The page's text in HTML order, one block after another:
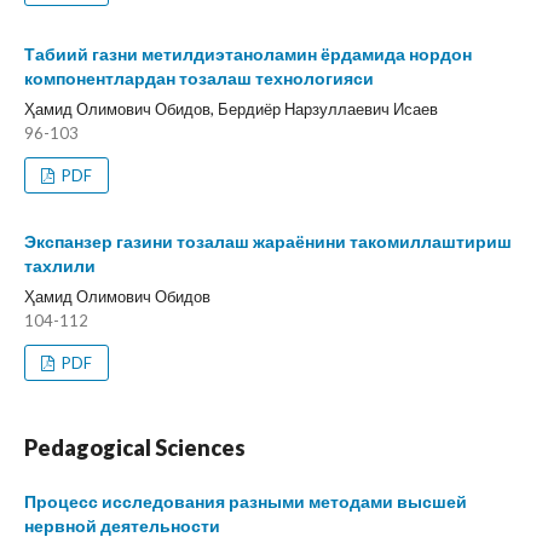
Табиий газни метилдиэтаноламин ёрдамида нордон
компонентлардан тозалаш технологияси
Ҳамид Олимович Обидов, Бердиёр Нарзуллаевич Исаев
96-103
PDF
Экспанзер газини тозалаш жараёнини такомиллаштириш
тахлили
Ҳамид Олимович Обидов
104-112
PDF
Pedagogical Sciences
Процесс исследования разными методами высшей
нервной деятельности